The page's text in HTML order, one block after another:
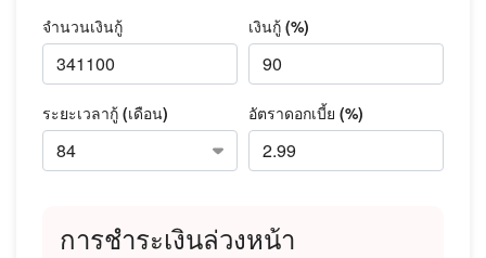
จำนวนเงินกู้ เงินกู้ (%)
ระยะเวลากู้ (เดือน) อัตราดอกเบี้ย (%)
การชำระเงินล่วงหน้า